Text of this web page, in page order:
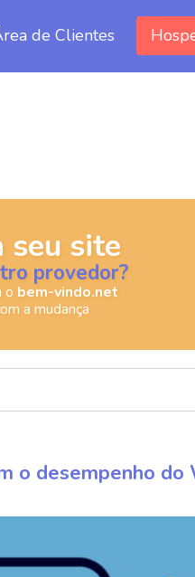
de Clientes
seu site
provedor?
o bem-vindo.net
a mudança
o desempenho do